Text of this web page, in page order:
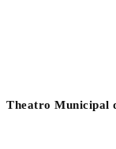
Theatro Municipal